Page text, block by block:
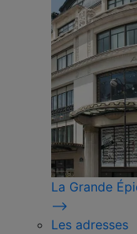
La Grande
⟶
Les adresses